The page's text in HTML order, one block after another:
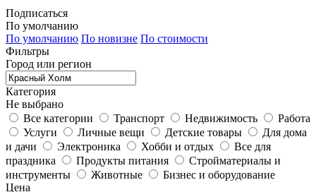
Подписаться
По умолчанию
По умолчанию По новизне По стоимости
Фильтры
Город или регион
Категория
Не выбрано
Все категории
Транспорт Недвижимость
Работа
Услуги
Личные вещи Детские товары
Для дома
и дачи
Электроника Хобби и отдых
Все для
праздника
Продукты питания
Стройматериалы и
инструменты
Животные
Бизнес и оборудование
Цена